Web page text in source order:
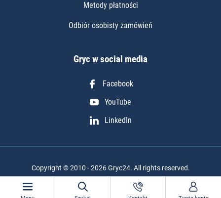
Metody płatności
Odbiór osobisty zamówień
Gryc w social media
Facebook
YouTube
LinkedIn
Copyright © 2010 - 2026 Gryc24. All rights reserved.
Realizacja projektu: Igor Chudy